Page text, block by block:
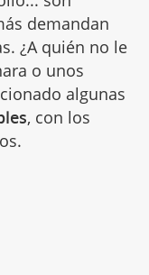
demandan
¿A quién no le
o unos
algunas
, con los